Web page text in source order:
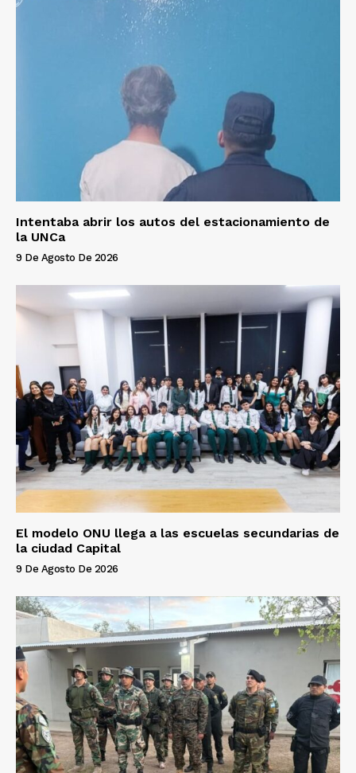
Intentaba abrir los autos del estacionamiento de
la UNCa
9 De Agosto De 2026
El modelo ONU llega a las escuelas secundarias de
la ciudad Capital
9 De Agosto De 2026